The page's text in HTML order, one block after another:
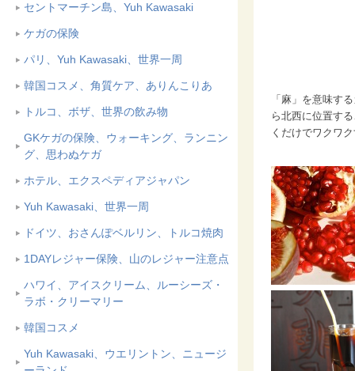
セントマーチン島、Yuh Kawasaki
ケガの保険
パリ、Yuh Kawasaki、世界一周
韓国コスメ、角質ケア、ありんこりあ
トルコ、ボザ、世界の飲み物
GKケガの保険、ウォーキング、ランニン
グ、思わぬケガ
ホテル、エクスペディアジャパン
Yuh Kawasaki、世界一周
ドイツ、おさんぽベルリン、トルコ焼肉
1DAYレジャー保険、山のレジャー注意点
ハワイ、アイスクリーム、ルーシーズ・
ラボ・クリーマリー
韓国コスメ
Yuh Kawasaki、ウエリントン、ニュージ
「麻」を意味す
ら北西に位置す
くだけでワクワ